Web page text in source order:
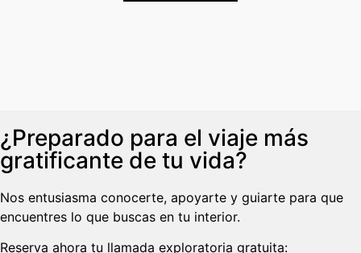
¿Preparado para el viaje más
gratificante de tu vida?
Nos entusiasma conocerte, apoyarte y guiarte para que
encuentres lo que buscas en tu interior.
Reserva ahora tu llamada exploratoria gratuita: